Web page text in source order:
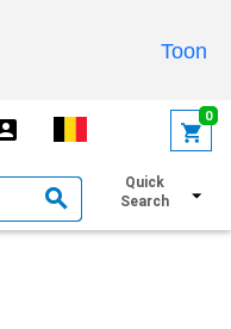
Toon
0
Quick
Search